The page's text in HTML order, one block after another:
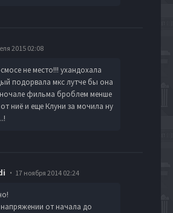
2015 02:08
не место!!! ухандохала
подорвала мкс лутче бы она
ночале фильма броблем менше
ниё и еще Клуни за мочила ну
17 ноября 2014 02:24
от начала до